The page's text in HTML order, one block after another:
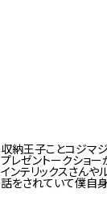
収納王子ことコジマ
プレゼントークショー
インテリックスさん
話をされていて僕自